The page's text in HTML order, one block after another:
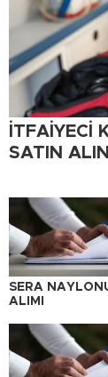
İTFAİYECİ
SATIN
SERA
ALIMI